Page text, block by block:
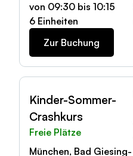
von 09:30 bis 10:15
6 Einheiten
Zur Buchung
Kinder-Sommer-
Crashkurs
Freie Plätze
München, Bad Giesing-